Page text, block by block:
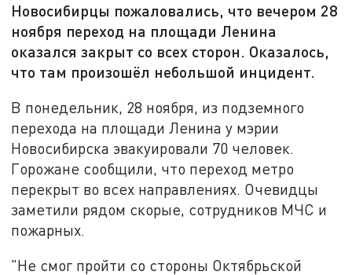
Новосибирцы пожаловались, что вечером 28
ноября переход на площади Ленина
оказался закрыт со всех сторон. Оказалось,
что там произошёл небольшой инцидент.
В понедельник, 28 ноября, из подземного
перехода на площади Ленина у мэрии
Новосибирска эвакуировали 70 человек.
Горожане сообщили, что переход метро
перекрыт во всех направлениях. Очевидцы
заметили рядом скорые, сотрудников МЧС и
пожарных.
"Не смог пройти со стороны Октябрьской